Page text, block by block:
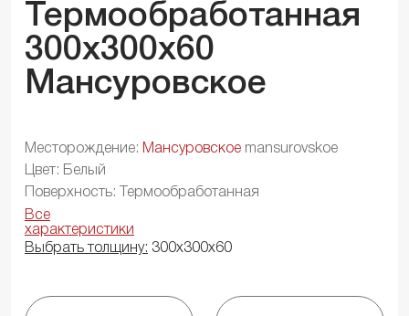
Термообработанная
300x300x60
Мансуровское
Месторождение: Мансуровское mansurovskoe
Цвет: Белый
Поверхность: Термообработанная
Все
характеристики
Выбрать толщину: 300х300х60